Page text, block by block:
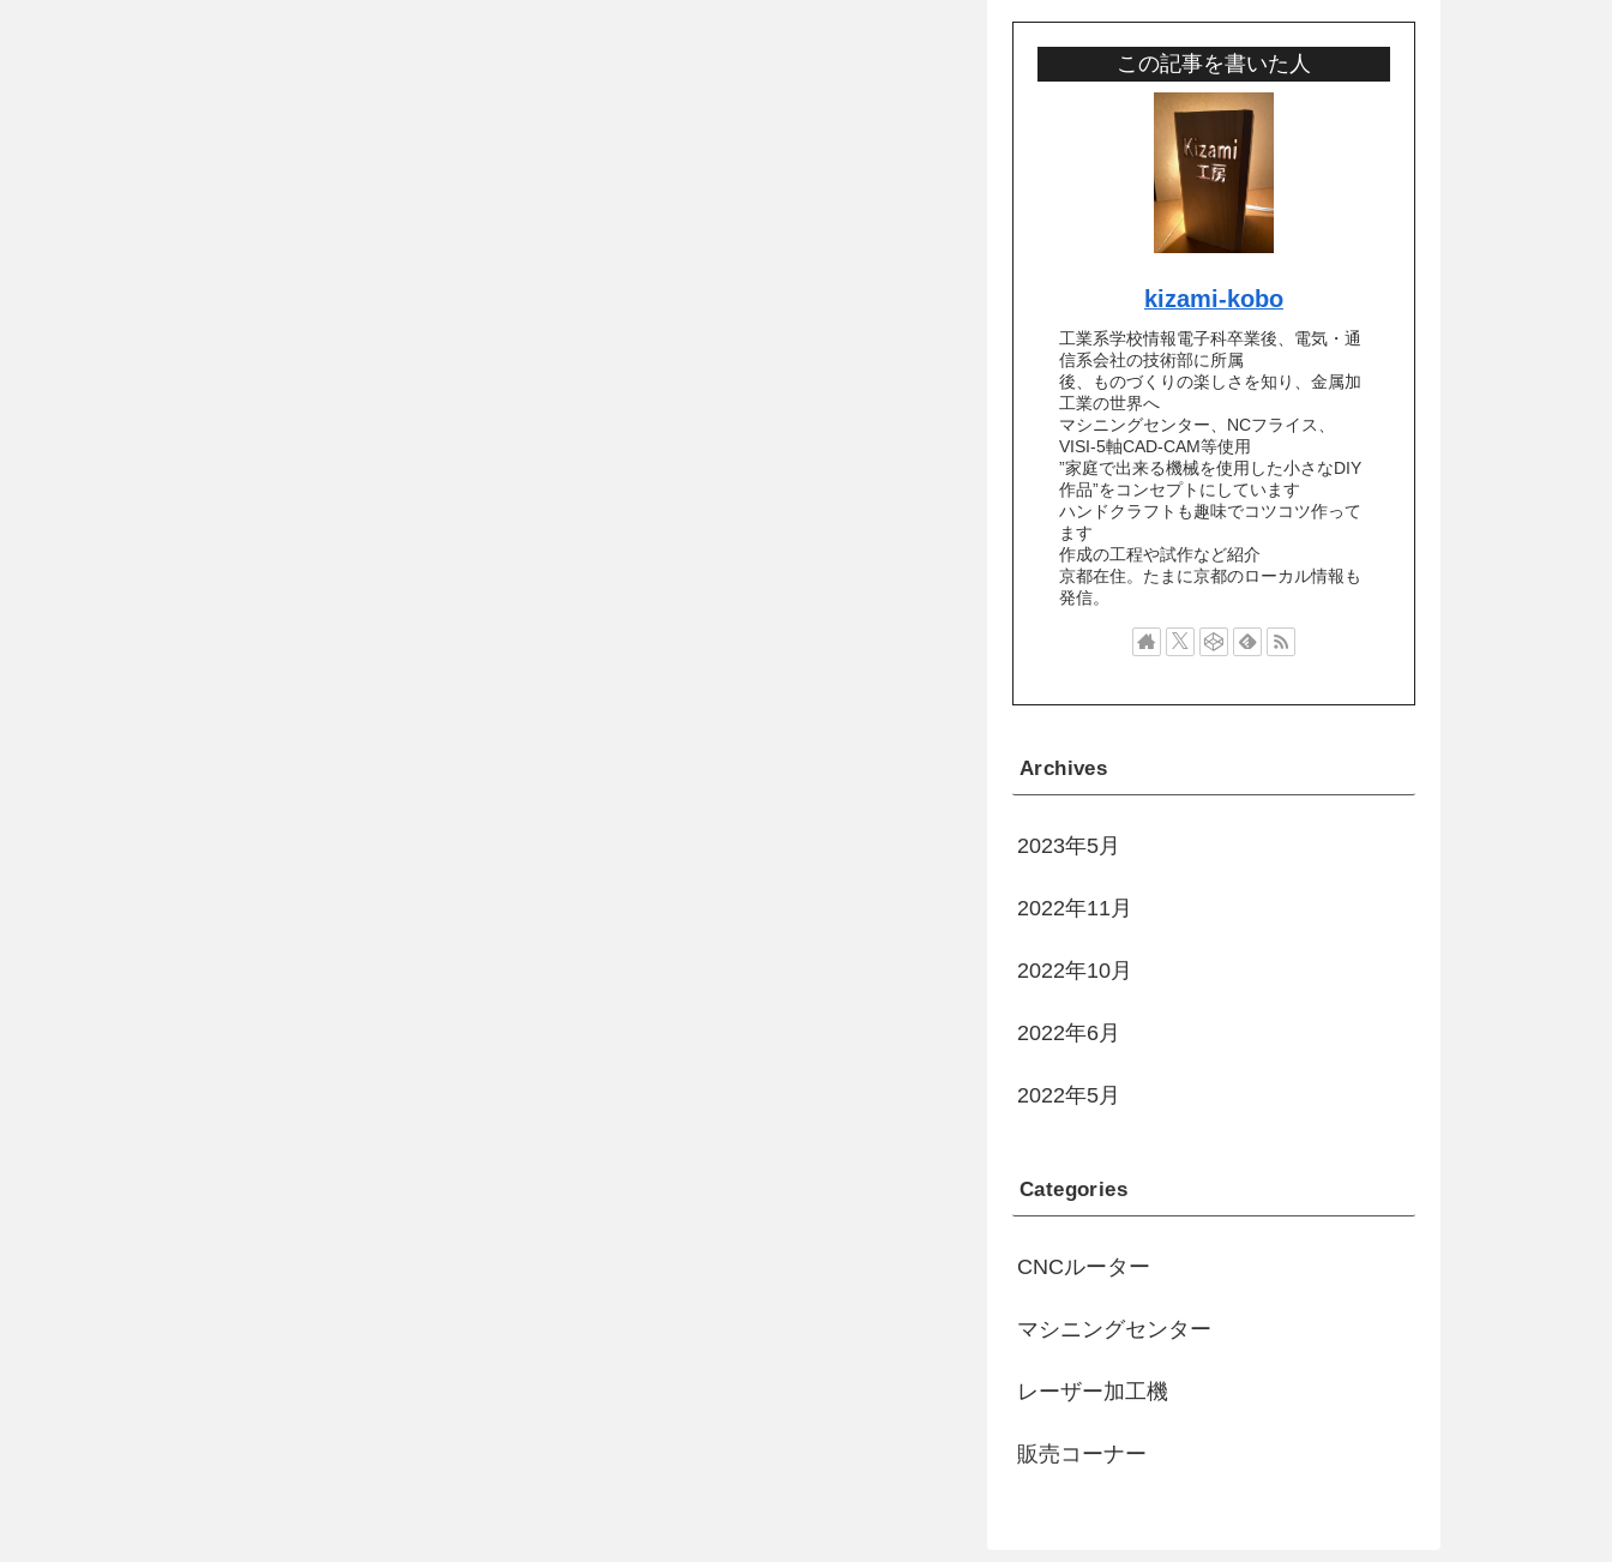
この記事を書いた人
kizami-kobo
工業系学校情報電子科卒業後、電気・通
信系会社の技術部に所属
後、ものづくりの楽しさを知り、金属加
工業の世界へ
マシニングセンター、NCフライス、
VISI-5軸CAD-CAM等使用
”家庭で出来る機械を使用した小さなDIY
作品”をコンセプトにしています
ハンドクラフトも趣味でコツコツ作って
ます
作成の工程や試作など紹介
京都在住。たまに京都のローカル情報も
発信。
Archives
2023年5月
2022年11月
2022年10月
2022年6月
2022年5月
Categories
CNCルーター
マシニングセンター
レーザー加工機
販売コーナー